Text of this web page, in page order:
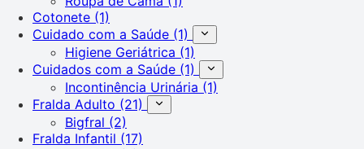
Cotonete (1)
Cuidado com a Saúde (1)
Higiene Geriátrica (1)
Cuidados com a Saúde (1)
Incontinência Urinária (1)
Fralda Adulto (21)
Bigfral (2)
Fralda Infantil (17)